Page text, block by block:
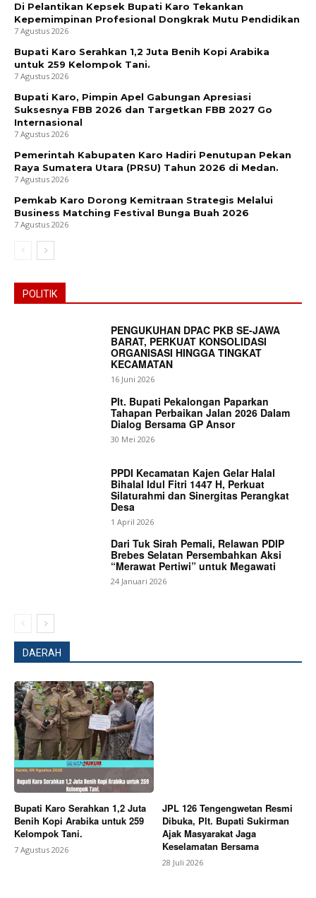
News Week
Magazine PRO
Di Pelantikan Kepsek Bupati Karo Tekankan
Kepemimpinan Profesional Dongkrak Mutu Pendidikan
7 Agustus 2026
Bupati Karo Serahkan 1,2 Juta Benih Kopi Arabika
untuk 259 Kelompok Tani.
7 Agustus 2026
Bupati Karo, Pimpin Apel Gabungan Apresiasi
Suksesnya FBB 2026 dan Targetkan FBB 2027 Go
Internasional
7 Agustus 2026
Pemerintah Kabupaten Karo Hadiri Penutupan Pekan
Raya Sumatera Utara (PRSU) Tahun 2026 di Medan.
7 Agustus 2026
Pemkab Karo Dorong Kemitraan Strategis Melalui
Business Matching Festival Bunga Buah 2026
7 Agustus 2026
POLITIK
PENGUKUHAN DPAC PKB SE-JAWA
BARAT, PERKUAT KONSOLIDASI
ORGANISASI HINGGA TINGKAT
KECAMATAN
16 Juni 2026
Plt. Bupati Pekalongan Paparkan
Tahapan Perbaikan Jalan 2026 Dalam
Dialog Bersama GP Ansor
30 Mei 2026
PPDI Kecamatan Kajen Gelar Halal
Bihalal Idul Fitri 1447 H, Perkuat
Silaturahmi dan Sinergitas Perangkat
Desa
1 April 2026
Dari Tuk Sirah Pemali, Relawan PDIP
Brebes Selatan Persembahkan Aksi
“Merawat Pertiwi” untuk Megawati
24 Januari 2026
DAERAH
Bupati Karo Serahkan 1,2 Juta
Benih Kopi Arabika untuk 259
Kelompok Tani.
7 Agustus 2026
JPL 126 Tengengwetan Resmi
Dibuka, Plt. Bupati Sukirman
Ajak Masyarakat Jaga
Keselamatan Bersama
28 Juli 2026